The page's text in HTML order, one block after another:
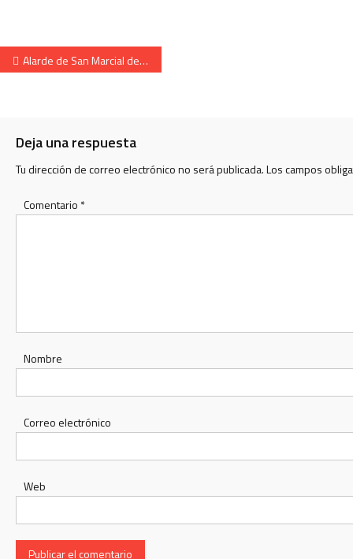
Navegación de entradas
Alarde de San Marcial de Irun.Cantinera de Caballeria.
Deja una respuesta
Tu dirección de correo electrónico no será publicada.Los campos
Comentario *
Nombre
Correo electrónico
Web